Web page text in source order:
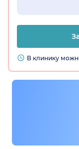
В клинику